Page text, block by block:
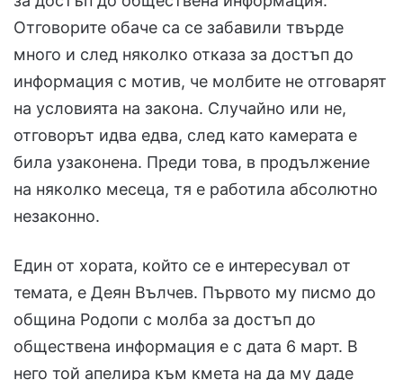
Отговорите обаче са се забавили твърде
много и след няколко отказа за достъп до
информация с мотив, че молбите не отговарят
на условията на закона. Случайно или не,
отговорът идва едва, след като камерата е
била узаконена. Преди това, в продължение
на няколко месеца, тя е работила абсолютно
незаконно.
Един от хората, който се е интересувал от
темата, е Деян Вълчев. Първото му писмо до
община Родопи с молба за достъп до
обществена информация е с дата 6 март. В
него той апелира към кмета на да му даде